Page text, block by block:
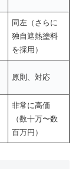
同左（さらに
独自遮熱塗料
を採用）
原則、対応
非常に高価
（数十万〜数
百万円）